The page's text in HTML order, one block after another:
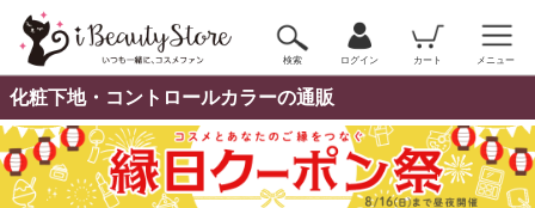
検索 ログイン カート メニュー
化粧下地・コントロールカラーの通販